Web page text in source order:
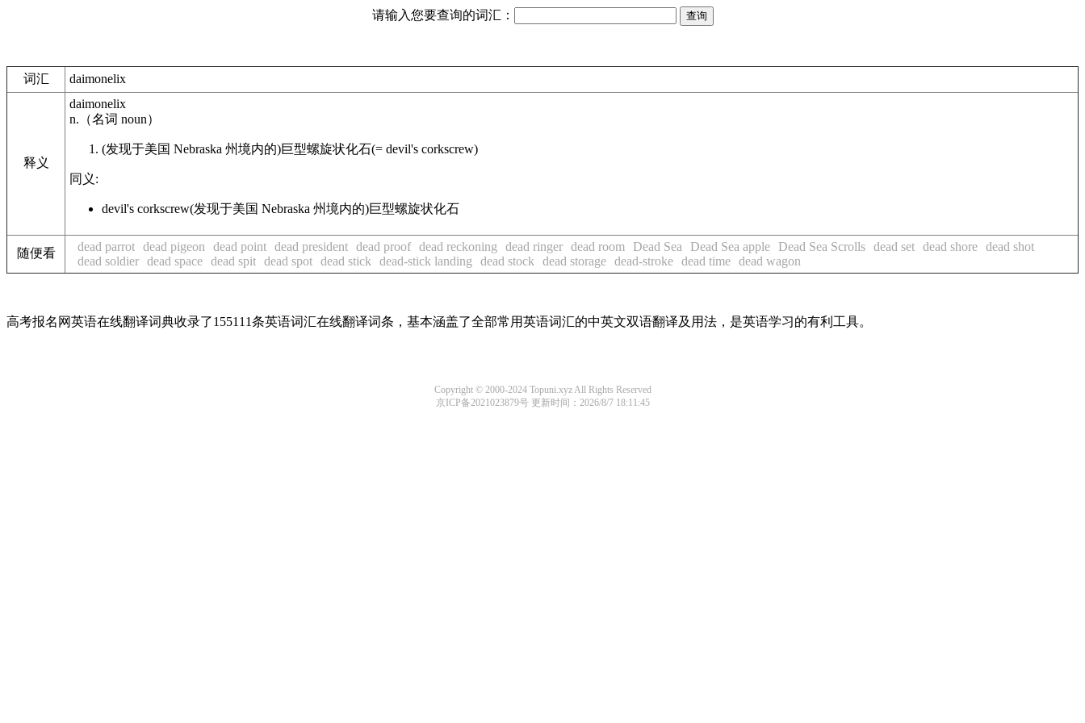
请输入您要查询的词汇：
词汇 daimonelix
释义
daimonelix
n. （名词 noun）
(发现于美国 Nebraska 州境内的)巨型螺旋状化石(= devil's corkscrew)
同义:
devil's corkscrew(发现于美国 Nebraska 州境内的)巨型螺旋状化石
随便看 dead parrot dead pigeon dead point dead president dead proof dead reckoning dead ringer dead room Dead Sea Dead Sea apple Dead Sea Scrolls dead set dead shore dead shot
dead soldier dead space dead spit dead spot dead stick dead-stick landing dead stock dead storage dead-stroke dead time dead wagon
高考报名网英语在线翻译词典收录了155111条英语词汇在线翻译词条，基本涵盖了全部常用英语词汇的中英文双语翻译及用法，是英语学习的有利工具。
Copyright © 2000-2024 Topuni.xyz All Rights Reserved
京ICP备2021023879号更新时间：2026/8/7 18:11:45